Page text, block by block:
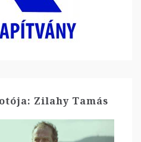
Zilahy Tamás